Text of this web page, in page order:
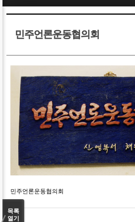
민주언론운동협의회
민주언론운동협의회
목록
열기
Sketchbook5, 스케치
Sketchbook5, 스
Sketchbook5, 스케치
Sketchbook5, 스